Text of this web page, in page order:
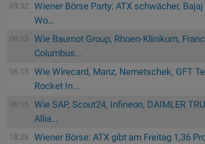
09:32
Wiener Börse Party: ATX schwächer,
Wo...
06:15
Wie Baumot Group, Rhoen-Klinikum,
Columbus...
06:15
Wie Wirecard, Manz, Nemetschek, GFT
Rocket In...
06:15
Wie SAP, Scout24, Infineon, DAIMLER
Allia...
18:28 Wiener Börse: ATX gibt am Freitag 1,36